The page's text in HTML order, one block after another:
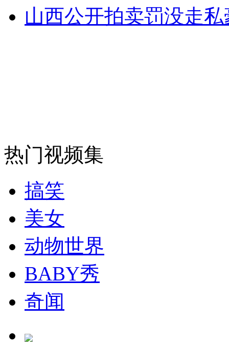
无痛分娩是否安全 医生回应
走！跟着总书记去植树
消防员救轻生者 花炮节热闹非凡
纽约上演“枕头大战”
山西公开拍卖罚没走
热门视频集
搞笑
美女
动物世界
BABY秀
奇闻